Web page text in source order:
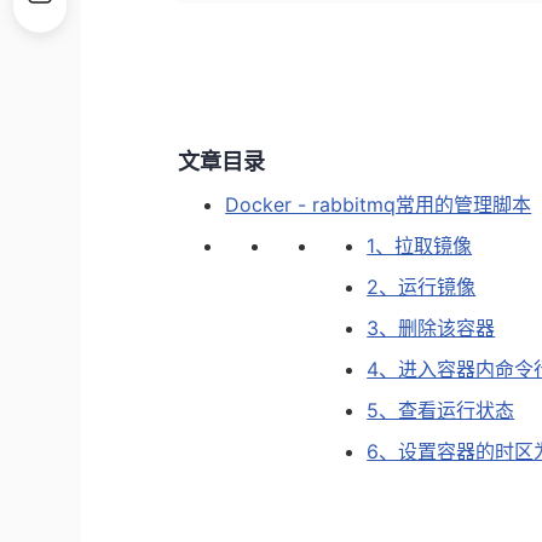
文章目录
Docker - rabbitmq常用的管理脚本
1、拉取镜像
2、运行镜像
3、删除该容器
4、进入容器内命令
5、查看运行状态
6、设置容器的时区